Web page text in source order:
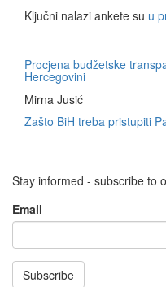
Ključni nalazi ankete su u
Procjena budžetske
Hercegovini
Mirna Jusić
Zašto BiH treba pristupiti
Stay informed - subscribe to
Email
Subscribe